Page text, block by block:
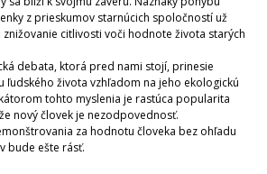
z prieskumov starnúcich spoločností už
znižovanie citlivosti voči hodnote života starých
debata, ktorá pred nami stojí, prinesie
ľudského života vzhľadom na jeho ekologickú
tohto myslenia je rastúca popularita
nový človek je nezodpovednosť.
za hodnotu človeka bez ohľadu
bude ešte rásť.